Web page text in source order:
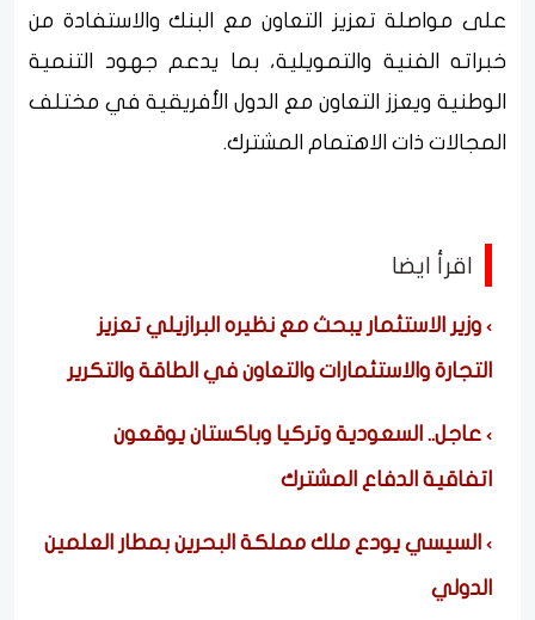
على مواصلة تعزيز التعاون مع البنك والاستفادة من
خبراته الفنية والتمويلية، بما يدعم جهود التنمية
الوطنية ويعزز التعاون مع الدول الأفريقية في مختلف
المجالات ذات الاهتمام المشترك.
اقرأ ايضا
وزير الاستثمار يبحث مع نظيره البرازيلي تعزيز
التجارة والاستثمارات والتعاون في الطاقة والتكرير
عاجل.. السعودية وتركيا وباكستان يوقعون
اتفاقية الدفاع المشترك
السيسي يودع ملك مملكة البحرين بمطار العلمين
الدولي